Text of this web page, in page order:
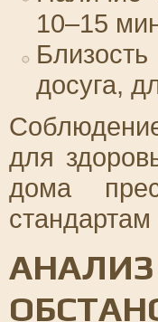
10–15
досуга,
для
дома